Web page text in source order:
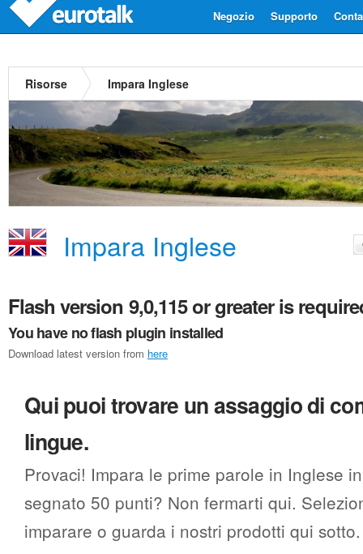
Supporto
Negozio
Risorse Impara Inglese
Impara Inglese
Flash version 9,0,115 or greater is
You have no flash plugin installed
Download latest version from here
Qui puoi trovare un assaggio di
lingue.
Provaci! Impara le prime parole in Inglese
segnato 50 punti? Non fermarti qui.
imparare o guarda i nostri prodotti qui sotto.